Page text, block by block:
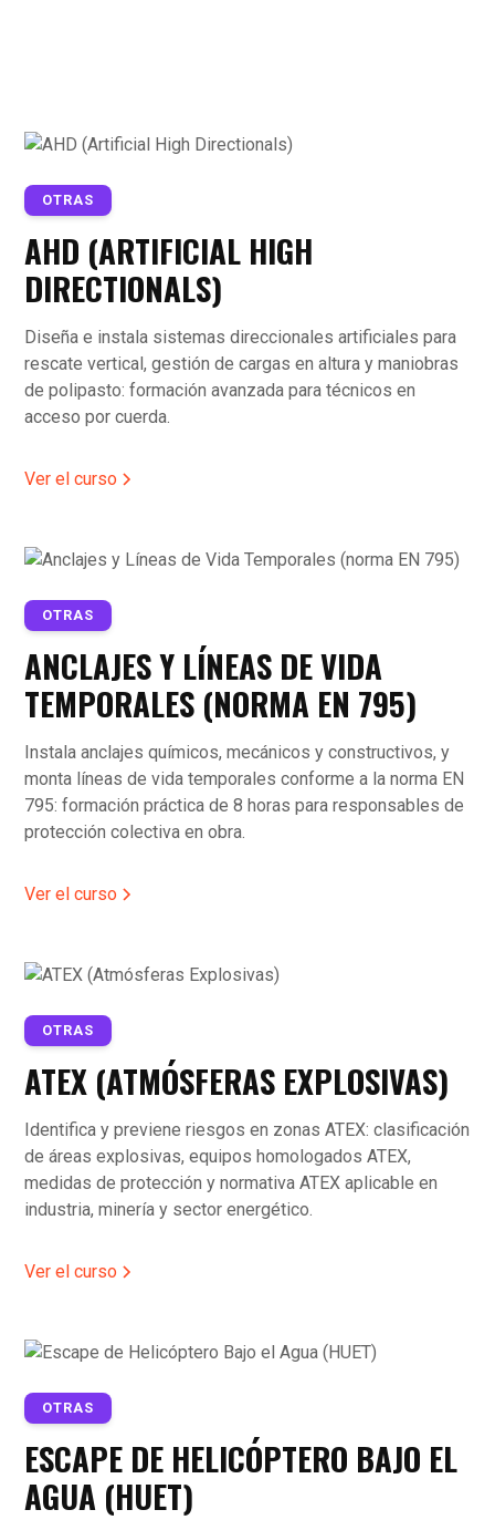
OTRAS
AHD (ARTIFICIAL HIGH
DIRECTIONALS)
Diseña e instala sistemas direccionales artificiales para
rescate vertical, gestión de cargas en altura y maniobras
de polipasto: formación avanzada para técnicos en
acceso por cuerda.
Ver el curso
OTRAS
ANCLAJES Y LÍNEAS DE VIDA
TEMPORALES (NORMA EN 795)
Instala anclajes químicos, mecánicos y constructivos, y
monta líneas de vida temporales conforme a la norma EN
795: formación práctica de 8 horas para responsables de
protección colectiva en obra.
Ver el curso
OTRAS
ATEX (ATMÓSFERAS EXPLOSIVAS)
Identifica y previene riesgos en zonas ATEX: clasificación
de áreas explosivas, equipos homologados ATEX,
medidas de protección y normativa ATEX aplicable en
industria, minería y sector energético.
Ver el curso
OTRAS
ESCAPE DE HELICÓPTERO BAJO EL
AGUA (HUET)